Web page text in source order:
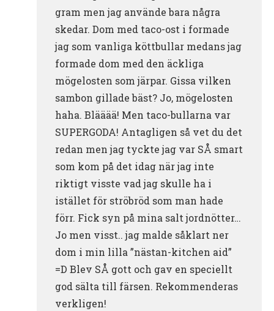
gram men jag använde bara några
skedar. Dom med taco-ost i formade
jag som vanliga köttbullar medans jag
formade dom med den äckliga
mögelosten som järpar. Gissa vilken
sambon gillade bäst? Jo, mögelosten
haha. Blääää! Men taco-bullarna var
SUPERGODA! Antagligen så vet du det
redan men jag tyckte jag var SÅ smart
som kom på det idag när jag inte
riktigt visste vad jag skulle ha i
istället för ströbröd som man hade
förr. Fick syn på mina salt jordnötter…
Jo men visst.. jag malde såklart ner
dom i min lilla ”nästan-kitchen aid”
=D Blev SÅ gott och gav en speciellt
god sälta till färsen. Rekommenderas
verkligen!